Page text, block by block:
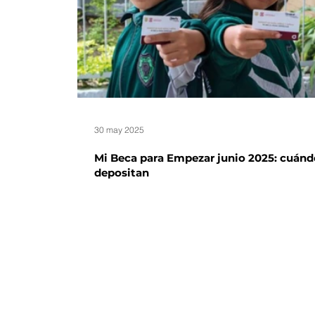
Mi Beca para Empezar junio 2025:
depositan
30 may 2025